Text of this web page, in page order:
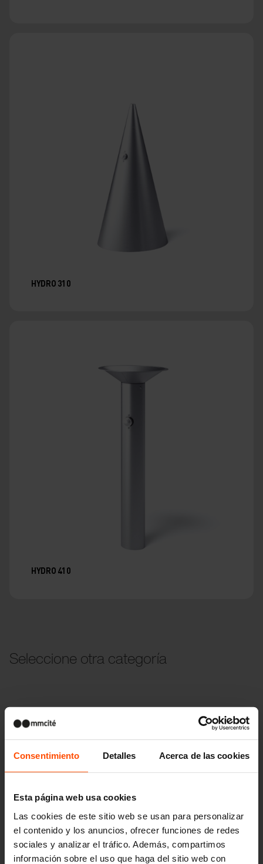
Consentimiento Detalles Acerca de las cookies
Esta página web usa cookies
Las cookies de este sitio web se usan para personalizar
el contenido y los anuncios, ofrecer funciones de redes
sociales y analizar el tráfico. Además, compartimos
información sobre el uso que haga del sitio web con
HYDRO 310
HYDRO 410
Seleccione otra categoría
Bancos